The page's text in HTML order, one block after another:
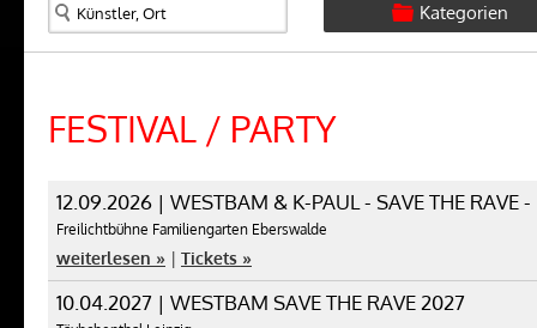
Kategorien
FESTIVAL / PARTY
12.09.2026 | WESTBAM & K-PAUL - SAVE THE RAVE
Freilichtbühne Familiengarten Eberswalde
weiterlesen » | Tickets »
10.04.2027 | WESTBAM SAVE THE RAVE 2027